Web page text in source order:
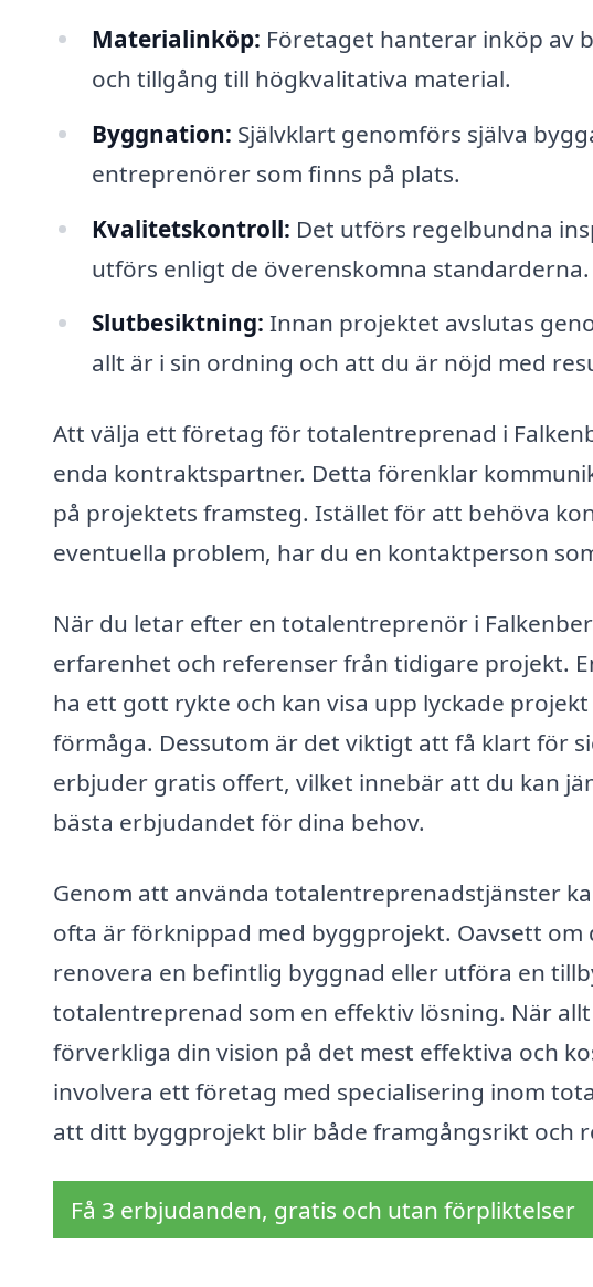
Materialinköp: Företaget hanterar inköp av
och tillgång till högkvalitativa material.
Byggnation: Självklart genomförs själva
entreprenörer som finns på plats.
Kvalitetskontroll: Det utförs regelbundna
utförs enligt de överenskomna standarderna.
Slutbesiktning: Innan projektet avslutas
allt är i sin ordning och att du är nöjd med
Att välja ett företag för totalentreprenad i
enda kontraktspartner. Detta förenklar
på projektets framsteg. Istället för att behöva
eventuella problem, har du en kontaktperson
När du letar efter en totalentreprenör i
erfarenhet och referenser från tidigare projekt.
ha ett gott rykte och kan visa upp lyckade
förmåga. Dessutom är det viktigt att få klart för
erbjuder gratis offert, vilket innebär att du kan
bästa erbjudandet för dina behov.
Genom att använda totalentreprenadstjänster
ofta är förknippad med byggprojekt. Oavsett
renovera en befintlig byggnad eller utföra en
totalentreprenad som en effektiv lösning. När
förverkliga din vision på det mest effektiva och
involvera ett företag med specialisering inom
att ditt byggprojekt blir både framgångsrikt och
Få 3 erbjudanden, gratis och utan förpliktelser